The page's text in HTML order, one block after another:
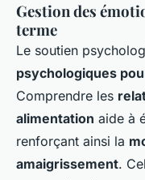
Gestion des
terme
Le soutien
psychologiques
Comprendre les
alimentation aide à
renforçant ainsi la
amaigrissement.